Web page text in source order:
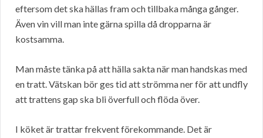
eftersom det ska hällas fram och tillbaka många gånger.
Även vin vill man inte gärna spilla då dropparna är
kostsamma.
Man måste tänka på att hälla sakta när man handskas med
en tratt. Vätskan bör ges tid att strömma ner för att undfly
att trattens gap ska bli överfull och flöda över.
I köket är trattar frekvent förekommande. Det är